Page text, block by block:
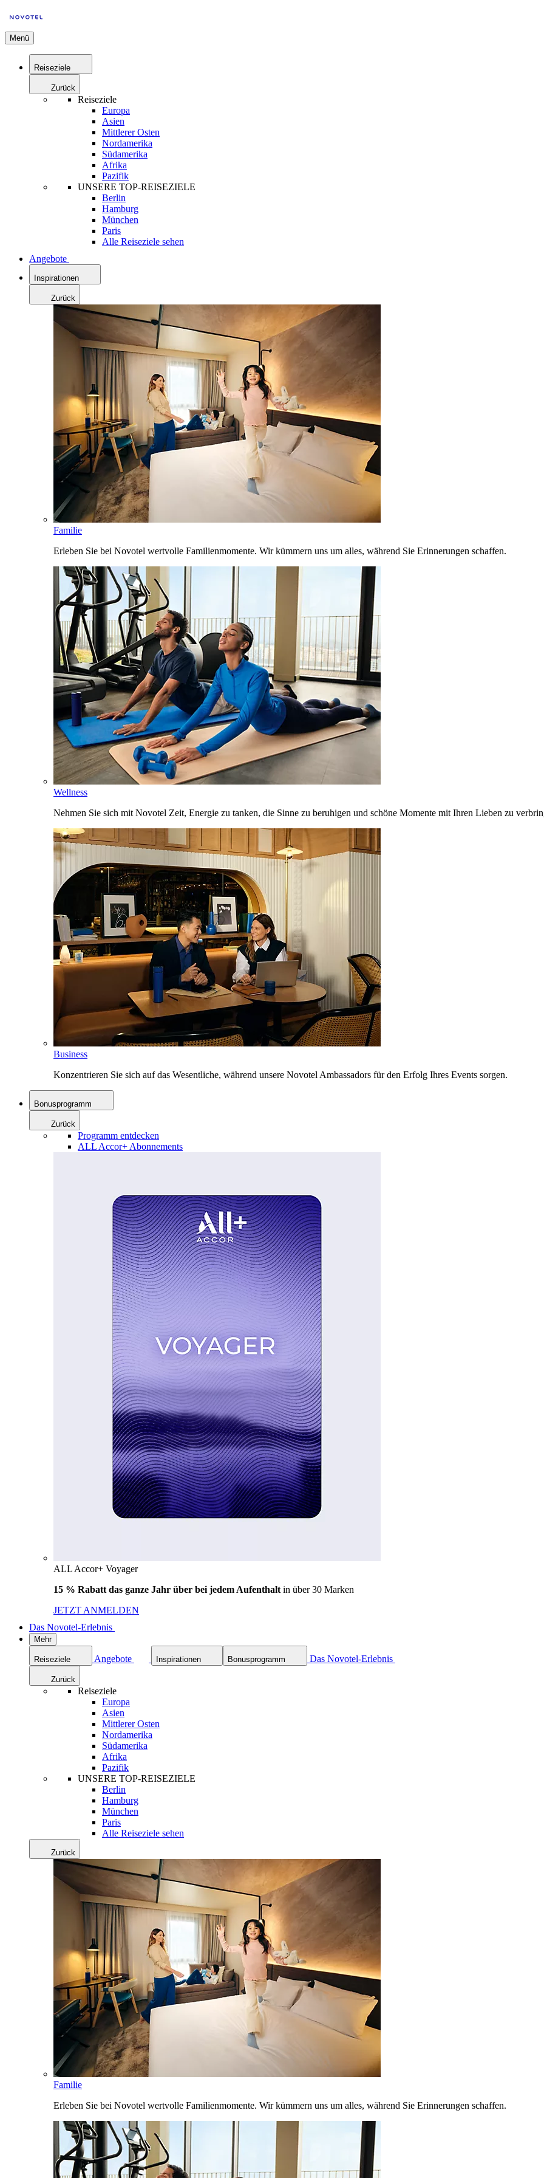
Menü
Reiseziele
Zurück
Reiseziele
Europa
Asien
Mittlerer Osten
Nordamerika
Südamerika
Afrika
Pazifik
UNSERE TOP-REISEZIELE
Berlin
Hamburg
München
Paris
Alle Reiseziele sehen
Angebote
Inspirationen
Zurück
Familie
Erleben Sie bei Novotel wertvolle Familienmomente. Wir kümmern uns um alles, während Sie Erinnerungen schaffen.
Wellness
Nehmen Sie sich mit Novotel Zeit, Energie zu tanken, die Sinne zu beruhigen und schöne Momente mit Ihren Lieben zu
Business
Konzentrieren Sie sich auf das Wesentliche, während unsere Novotel Ambassadors für den Erfolg Ihres Events sorgen.
Bonusprogramm
Zurück
Programm entdecken
ALL Accor+ Abonnements
ALL Accor+ Voyager
15 % Rabatt das ganze Jahr über bei jedem Aufenthalt in über 30 Marken
JETZT ANMELDEN
Das Novotel-Erlebnis
Mehr
Reiseziele Angebote Inspirationen Bonusprogramm Das Novotel-Erlebnis
Zurück
Reiseziele
Europa
Asien
Mittlerer Osten
Nordamerika
Südamerika
Afrika
Pazifik
UNSERE TOP-REISEZIELE
Berlin
Hamburg
München
Paris
Alle Reiseziele sehen
Zurück
Familie
Erleben Sie bei Novotel wertvolle Familienmomente. Wir kümmern uns um alles, während Sie Erinnerungen schaffen.